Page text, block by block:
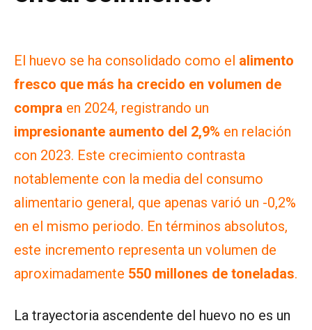
El huevo se ha consolidado como el alimento
fresco que más ha crecido en volumen de
compra en 2024, registrando un
impresionante aumento del 2,9% en relación
con 2023. Este crecimiento contrasta
notablemente con la media del consumo
alimentario general, que apenas varió un -0,2%
en el mismo periodo. En términos absolutos,
este incremento representa un volumen de
aproximadamente 550 millones de toneladas.
La trayectoria ascendente del huevo no es un